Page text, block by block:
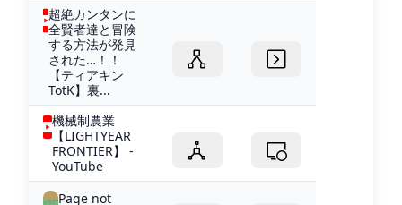
超絶カンタンに
全賢者達と冒険
する方法が発見
された…！！
【ティアキン
TotK】裏...
機械制農業
【LIGHTYEAR
FRONTIER】 -
YouTube
Page not